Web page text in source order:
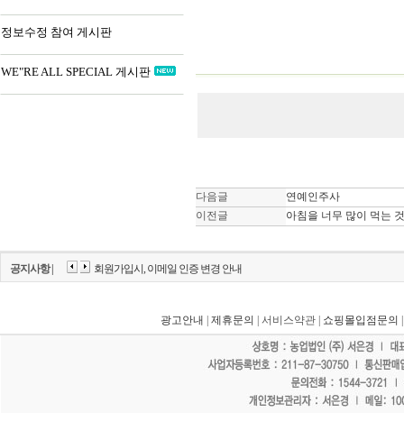
정보수정 참여 게시판
WE"RE ALL SPECIAL 게시판
다음글
연예인주사
이전글
아침을 너무 많이 먹는
공지사항 | 회원가입시, 이메일 인증 변경 안내
광고안내 제휴문의 | 서비스약관 | 쇼핑몰입점문의
"홈페이지 모든 게시물에